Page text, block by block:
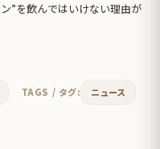
”を飲んではいけない理由が
TAGS / タグ:
ニュース